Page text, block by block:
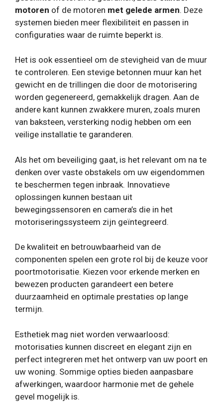
motoren of de motoren met gelede armen. Deze
systemen bieden meer flexibiliteit en passen in
configuraties waar de ruimte beperkt is.
Het is ook essentieel om de stevigheid van de muur
te controleren. Een stevige betonnen muur kan het
gewicht en de trillingen die door de motorisering
worden gegenereerd, gemakkelijk dragen. Aan de
andere kant kunnen zwakkere muren, zoals muren
van baksteen, versterking nodig hebben om een ​​
veilige installatie te garanderen.
Als het om beveiliging gaat, is het relevant om na te
denken over vaste obstakels om uw eigendommen
te beschermen tegen inbraak. Innovatieve
oplossingen kunnen bestaan ​​uit
bewegingssensoren en camera’s die in het
motoriseringssysteem zijn geïntegreerd.
De kwaliteit en betrouwbaarheid van de
componenten spelen een grote rol bij de keuze voor
poortmotorisatie. Kiezen voor erkende merken en
bewezen producten garandeert een betere
duurzaamheid en optimale prestaties op lange
termijn.
Esthetiek mag niet worden verwaarloosd:
motorisaties kunnen discreet en elegant zijn en
perfect integreren met het ontwerp van uw poort en
uw woning. Sommige opties bieden aanpasbare
afwerkingen, waardoor harmonie met de gehele
gevel mogelijk is.